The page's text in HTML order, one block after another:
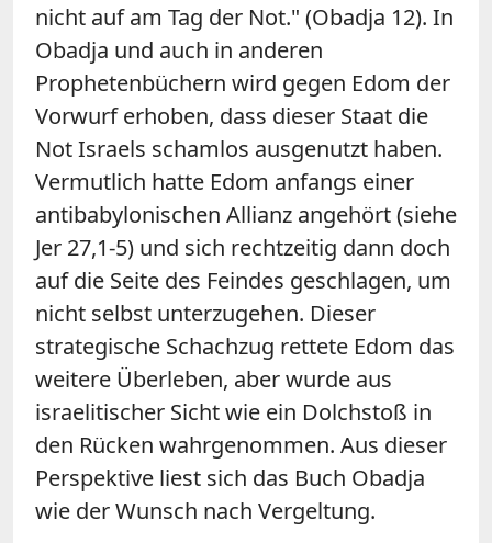
nicht auf am Tag der Not." (Obadja 12). In
Obadja und auch in anderen
Prophetenbüchern wird gegen Edom der
Vorwurf erhoben, dass dieser Staat die
Not Israels schamlos ausgenutzt haben.
Vermutlich hatte Edom anfangs einer
antibabylonischen Allianz angehört (siehe
Jer 27,1-5) und sich rechtzeitig dann doch
auf die Seite des Feindes geschlagen, um
nicht selbst unterzugehen. Dieser
strategische Schachzug rettete Edom das
weitere Überleben, aber wurde aus
israelitischer Sicht wie ein Dolchstoß in
den Rücken wahrgenommen. Aus dieser
Perspektive liest sich das Buch Obadja
wie der Wunsch nach Vergeltung.